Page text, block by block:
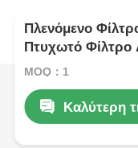
Πλενόμενο
Πτυχωτό Φίλτρο
Χρήση 20
MOQ：1
Καλύτερη